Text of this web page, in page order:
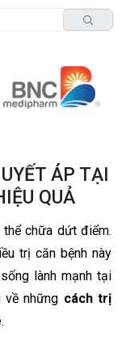
ÁP TẠI
QUẢ
thể chữa dứt điểm.
trị căn bệnh này
lành mạnh tại
về những cách trị